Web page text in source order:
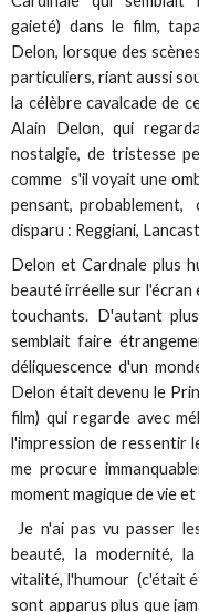
gaieté) dans le film,
Delon, lorsque des
particuliers, riant aussi
la célèbre cavalcade de
Alain Delon, qui
nostalgie, de tristesse
comme s'il voyait une
pensant, probablement,
disparu : Reggiani,
Delon et Cardnale plus
beauté irréelle sur l'écran
touchants. D'autant
semblait faire
déliquescence d'un
Delon était devenu le
film) qui regarde avec
l'impression de ressentir
me procure
moment magique de vie
Je n'ai pas vu passer
beauté, la modernité,
vitalité, l'humour (c'était
sont apparus plus que